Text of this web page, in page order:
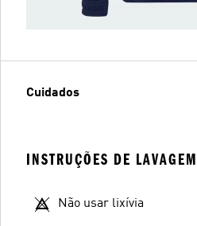
Cuidados
INSTRUÇÕES DE LAVAGEM
Não usar lixívia